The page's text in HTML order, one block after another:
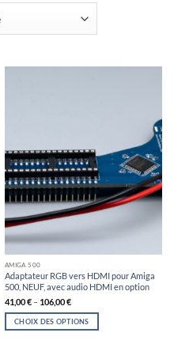
AMIGA 500
Adaptateur RGB vers HDMI pour Amiga
500, NEUF, avec audio HDMI en option
41,00€– 106,00€
CHOIX DES OPTIONS